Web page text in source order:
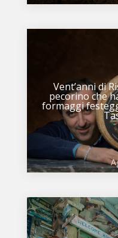
Vent’anni di
pecorino che
formaggi